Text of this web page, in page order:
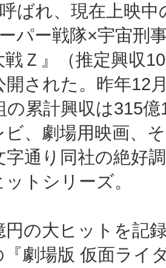
ばれ、現在上映中
パー戦隊×宇宙刑
戦Ｚ』（推定興収
開された。昨年12
の累計興収は315
ビ、劇場用映画、
字通り同社の絶好
トシリーズ。
の大ヒットを記
『劇場版 仮面ライ